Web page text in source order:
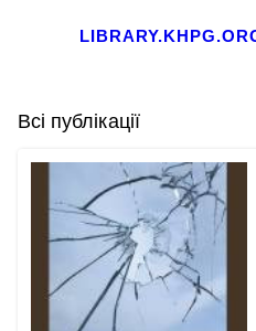
Всі публікації